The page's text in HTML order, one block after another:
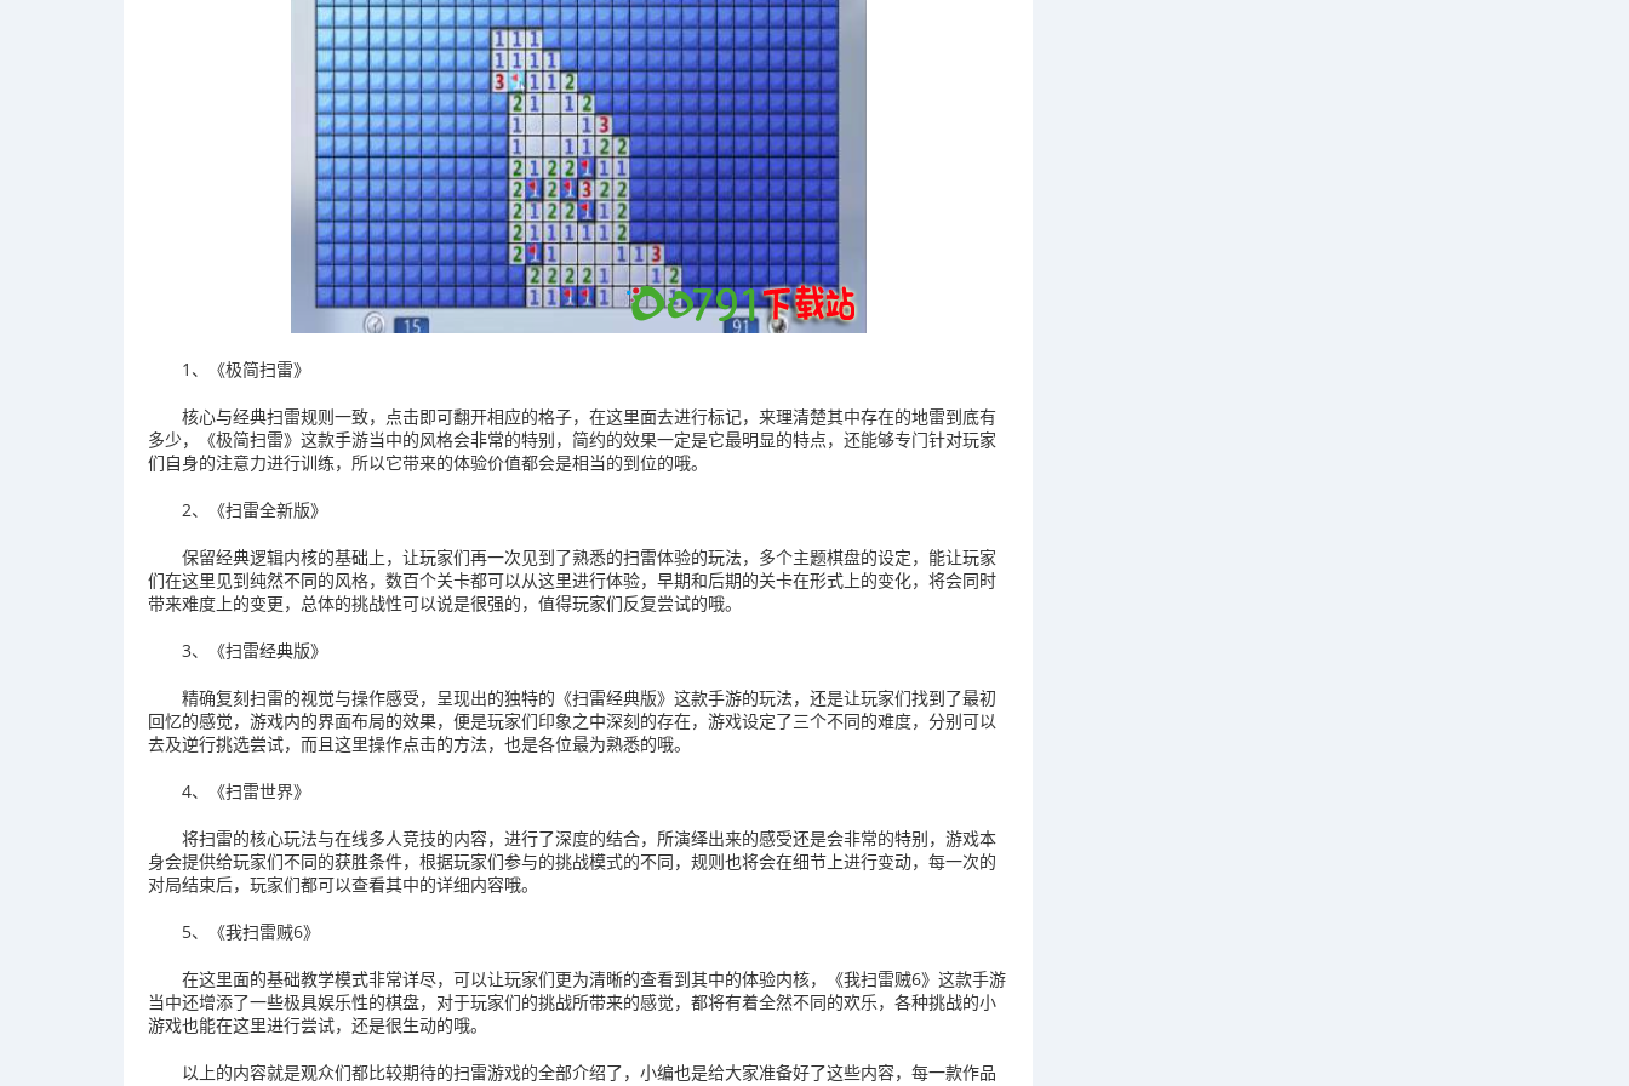
1、《极简扫雷》
核心与经典扫雷规则一致，点击即可翻开相应的格子，在这里面去进行标记，来理清楚其中存在的地雷到底有
多少，《极简扫雷》这款手游当中的风格会非常的特别，简约的效果一定是它最明显的特点，还能够专门针对玩家
们自身的注意力进行训练，所以它带来的体验价值都会是相当的到位的哦。
2、《扫雷全新版》
保留经典逻辑内核的基础上，让玩家们再一次见到了熟悉的扫雷体验的玩法，多个主题棋盘的设定，能让玩家
们在这里见到纯然不同的风格，数百个关卡都可以从这里进行体验，早期和后期的关卡在形式上的变化，将会同时
带来难度上的变更，总体的挑战性可以说是很强的，值得玩家们反复尝试的哦。
3、《扫雷经典版》
精确复刻扫雷的视觉与操作感受，呈现出的独特的《扫雷经典版》这款手游的玩法，还是让玩家们找到了最初
回忆的感觉，游戏内的界面布局的效果，便是玩家们印象之中深刻的存在，游戏设定了三个不同的难度，分别可以
去及逆行挑选尝试，而且这里操作点击的方法，也是各位最为熟悉的哦。
4、《扫雷世界》
将扫雷的核心玩法与在线多人竞技的内容，进行了深度的结合，所演绎出来的感受还是会非常的特别，游戏本
身会提供给玩家们不同的获胜条件，根据玩家们参与的挑战模式的不同，规则也将会在细节上进行变动，每一次的
对局结束后，玩家们都可以查看其中的详细内容哦。
5、《我扫雷贼6》
在这里面的基础教学模式非常详尽，可以让玩家们更为清晰的查看到其中的体验内核，《我扫雷贼6》这款手游
当中还增添了一些极具娱乐性的棋盘，对于玩家们的挑战所带来的感觉，都将有着全然不同的欢乐，各种挑战的小
游戏也能在这里进行尝试，还是很生动的哦。
以上的内容就是观众们都比较期待的扫雷游戏的全部介绍了，小编也是给大家准备好了这些内容，每一款作品